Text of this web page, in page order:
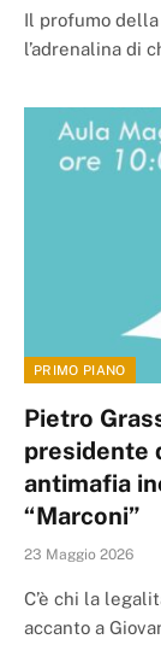
Il profumo
l’adrenalina di
PRIMO PIANO
Pietro
presidente
antimafia
“Marconi”
23 Maggio 2026
C’è chi la
accanto a